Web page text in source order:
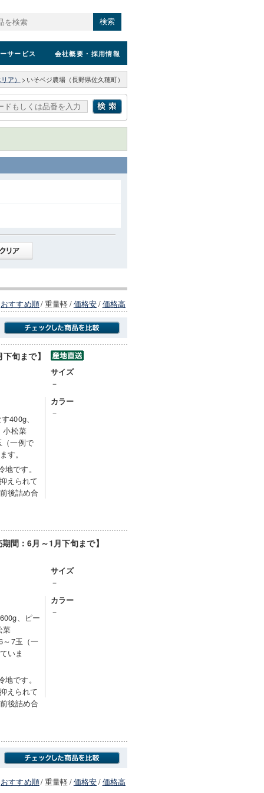
検索
サービス 会社概要 ・採用情報
ア） > いそベジ農場（長野県佐久穂町）
おすすめ順/重量軽/価格安/価格高
商品にのみフォーカスする
旬まで】
400g、
小松菜
（一例で
す。
です。
えられて
後詰め合
サイズ
－
カラー
－
間：6月～1月下旬まで】
、ピー
菜
～7玉（一
いま
です。
えられて
後詰め合
サイズ
－
カラー
－
おすすめ順/重量軽/価格安/価格高